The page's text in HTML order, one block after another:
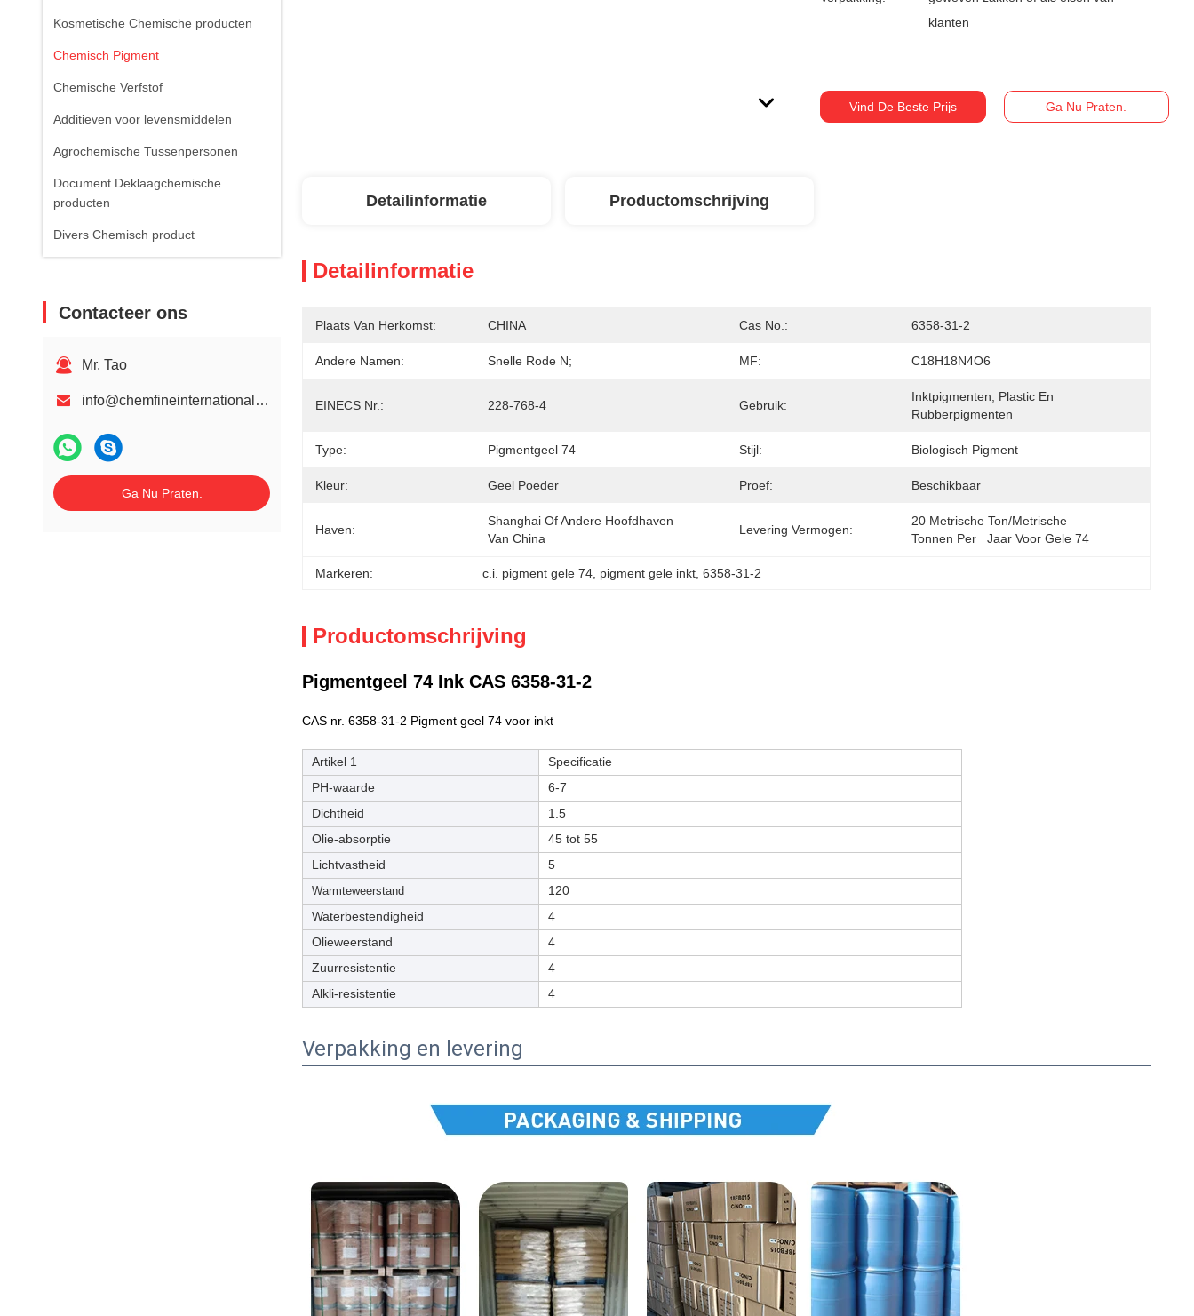
Kosmetische Chemische producten
Chemisch Pigment
Chemische Verfstof
Additieven voor levensmiddelen
Agrochemische Tussenpersonen
Document Deklaagchemische
producten
Divers Chemisch product
Contacteer ons
Mr. Tao
info@chemfineinternational.com
Ga Nu Praten.
klanten
Vind De Beste Prijs Ga Nu Praten.
Detailinformatie Productomschrijving
Detailinformatie
Plaats Van Herkomst: CHINA Cas No.: 6358-31-2
Andere Namen: Snelle Rode N; MF: C18H18N4O6
EINECS Nr.: 228-768-4 Gebruik:
Inktpigmenten, Plastic En
Rubberpigmenten
Type: Pigmentgeel 74 Stijl: Biologisch Pigment
Kleur: Geel Poeder Proef: Beschikbaar
Haven:
Shanghai Of Andere Hoofdhaven
Van China
Levering Vermogen:
20 Metrische Ton/Metrische
Tonnen Per   Jaar Voor Gele 74
Markeren: c.i. pigment gele 74 pigment gele inkt , 6358-31-2
Productomschrijving
Pigmentgeel 74 Ink CAS 6358-31-2
CAS nr. 6358-31-2 Pigment geel 74 voor inkt
Artikel 1
Specificatie
PH-waarde
6-7
Dichtheid
1.5
Olie-absorptie
45 tot 55
Lichtvastheid
5
Warmteweerstand
120
Waterbestendigheid
4
Olieweerstand
4
Zuurresistentie
4
Alkli-resistentie
4
Verpakking en levering